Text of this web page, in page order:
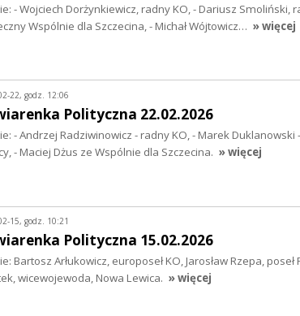
- Wojciech Dorżynkiewicz, radny KO, - Dariusz Smoliński,
Wspólnie dla Szczecina, - Michał Wójtowicz… » więcej
22, godz. 12:06
Polityczna 22.02.2026
- Andrzej Radziwinowicz - radny KO, - Marek Duklanowski
- Maciej Dżus ze Wspólnie dla Szczecina. » więcej
15, godz. 10:21
Polityczna 15.02.2026
Bartosz Arłukowicz, europoseł KO, Jarosław Rzepa,
wicewojewoda, Nowa Lewica. » więcej